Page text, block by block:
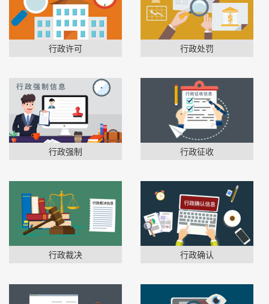
行政许可 行政处罚
行政强制 行政征收
行政裁决 行政确认